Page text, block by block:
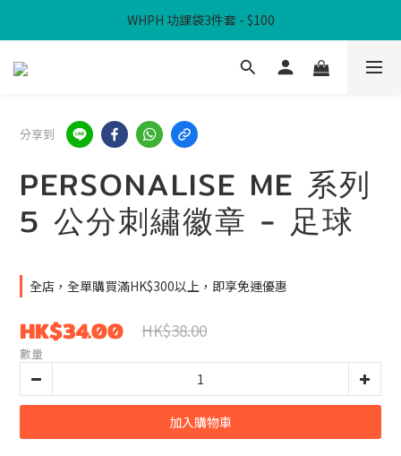
滿$300免本地運費
WHPH 功課袋3件套 - $100
滿$300免本地運費
分享到
PERSONALISE ME 系列
5 公分刺繡徽章 - 足球
全店，全單購買滿HK$300以上，即享免運優惠
HK$34.00 HK$38.00
數量
加入購物車